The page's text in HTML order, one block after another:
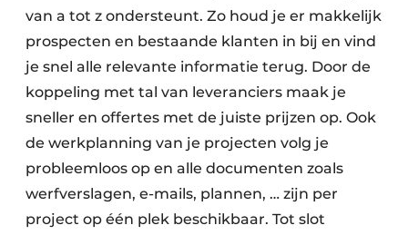
van a tot z ondersteunt. Zo houd je er makkelijk
prospecten en bestaande klanten in bij en vind
je snel alle relevante informatie terug. Door de
koppeling met tal van leveranciers maak je
sneller en offertes met de juiste prijzen op. Ook
de werkplanning van je projecten volg je
probleemloos op en alle documenten zoals
werfverslagen, e-mails, plannen, … zijn per
project op één plek beschikbaar. Tot slot